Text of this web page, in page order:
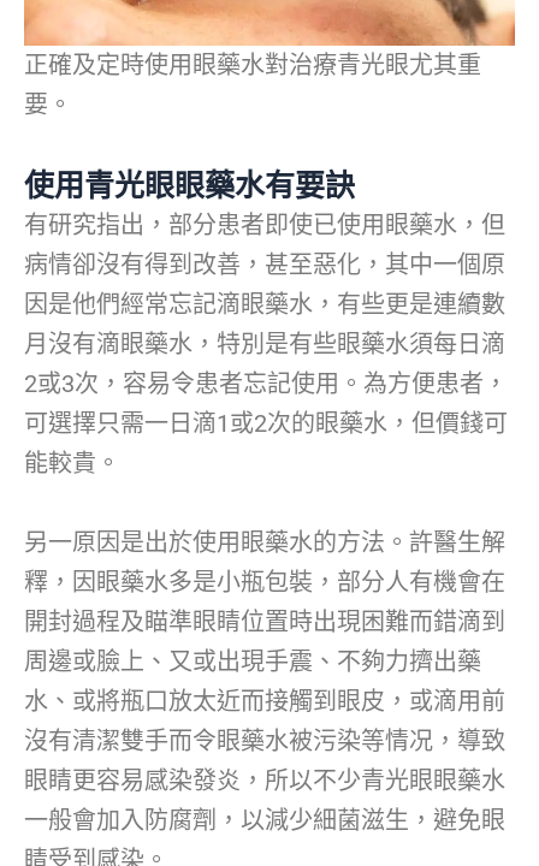
正確及定時使用眼藥水對治療青光眼尤其重
要。
使用青光眼眼藥水有要訣
有研究指出，部分患者即使已使用眼藥水，但
病情卻沒有得到改善，甚至惡化，其中一個原
因是他們經常忘記滴眼藥水，有些更是連續數
月沒有滴眼藥水，特別是有些眼藥水須每日滴
2或3次，容易令患者忘記使用。為方便患者，
可選擇只需一日滴1或2次的眼藥水，但價錢可
能較貴。
另一原因是出於使用眼藥水的方法。許醫生解
釋，因眼藥水多是小瓶包裝，部分人有機會在
開封過程及瞄準眼睛位置時出現困難而錯滴到
周邊或臉上、又或出現手震、不夠力擠出藥
水、或將瓶口放太近而接觸到眼皮，或滴用前
沒有清潔雙手而令眼藥水被污染等情况，導致
眼睛更容易感染發炎，所以不少青光眼眼藥水
一般會加入防腐劑，以減少細菌滋生，避免眼
睛受到感染。